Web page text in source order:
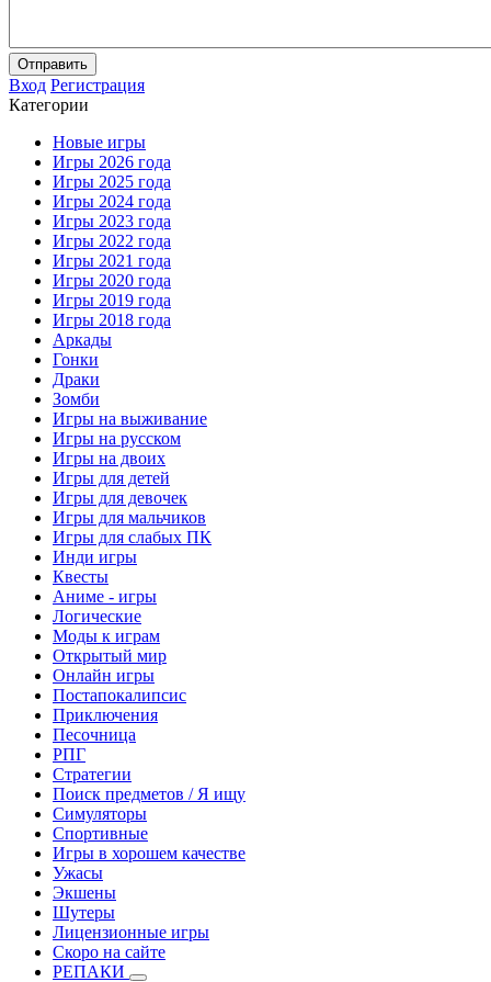
Отправить
Вход Регистрация
Категории
Новые игры
Игры 2026 года
Игры 2025 года
Игры 2024 года
Игры 2023 года
Игры 2022 года
Игры 2021 года
Игры 2020 года
Игры 2019 года
Игры 2018 года
Аркады
Гонки
Драки
Зомби
Игры на выживание
Игры на русском
Игры на двоих
Игры для детей
Игры для девочек
Игры для мальчиков
Игры для слабых ПК
Инди игры
Квесты
Аниме - игры
Логические
Моды к играм
Открытый мир
Онлайн игры
Постапокалипсис
Приключения
Песочница
РПГ
Стратегии
Поиск предметов / Я ищу
Симуляторы
Спортивные
Игры в хорошем качестве
Ужасы
Экшены
Шутеры
Лицензионные игры
Скоро на сайте
РЕПАКИ